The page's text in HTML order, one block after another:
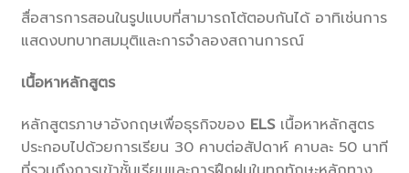
สื่อสารการสอนในรูปแบบที่สามารถโต้ตอบกันได้ อาทิเช่นการ
แสดงบทบาทสมมุติและการจำลองสถานการณ์
เนื้อหาหลักสูตร
หลักสูตรภาษาอังกฤษเพื่อธุรกิจของ ELSเนื้อหาหลักสูตร
ประกอบไปด้วยการเรียน 30 คาบต่อสัปดาห์ คาบละ 50 นาที